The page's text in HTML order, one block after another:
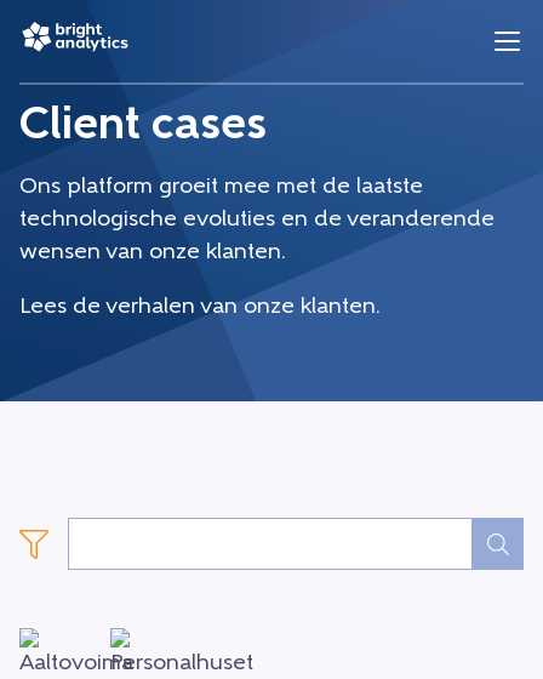
Client cases
Ons platform groeit mee met de laatste
technologische evoluties en de veranderende
wensen van onze klanten.
Lees de verhalen van onze klanten.